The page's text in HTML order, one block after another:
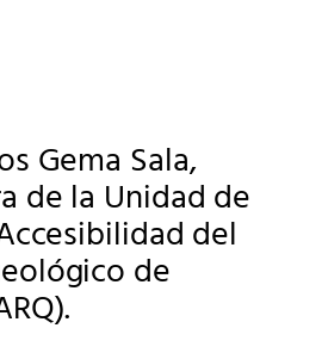
Gema Sala,
de la Unidad de
del
de